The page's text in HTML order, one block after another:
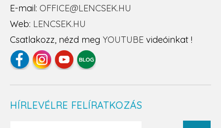
E-mail: OFFICE@LENCSEK.HU
Web: LENCSEK.HU
Csatlakozz, nézd meg YOUTUBE videóinkat !
HÍRLEVÉLRE FELÍRATKOZÁS